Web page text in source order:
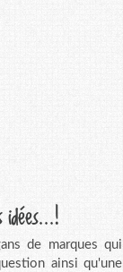
idées...!
de marques qui
ainsi qu'une